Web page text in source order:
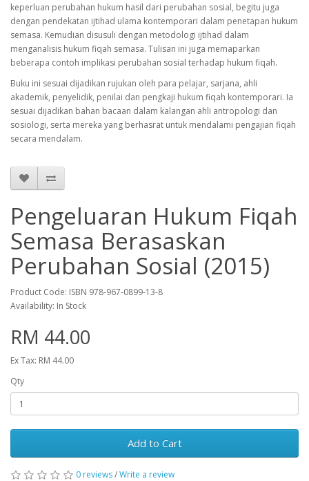
keperluan perubahan hukum hasil dari perubahan sosial, begitu juga
dengan pendekatan ijtihad ulama kontemporari dalam penetapan hukum
semasa. Kemudian disusuli dengan metodologi ijtihad dalam
menganalisis hukum fiqah semasa. Tulisan ini juga memaparkan
beberapa contoh implikasi perubahan sosial terhadap hukum fiqah.
Buku ini sesuai dijadikan rujukan oleh para pelajar, sarjana, ahli
akademik, penyelidik, penilai dan pengkaji hukum fiqah kontemporari. Ia
sesuai dijadikan bahan bacaan dalam kalangan ahli antropologi dan
sosiologi, serta mereka yang berhasrat untuk mendalami pengajian fiqah
secara mendalam.
Pengeluaran Hukum Fiqah
Semasa Berasaskan
Perubahan Sosial (2015)
Product Code: ISBN 978-967-0899-13-8
Availability: In Stock
RM 44.00
Ex Tax: RM 44.00
Qty
Add to Cart
0 reviews/Write a review